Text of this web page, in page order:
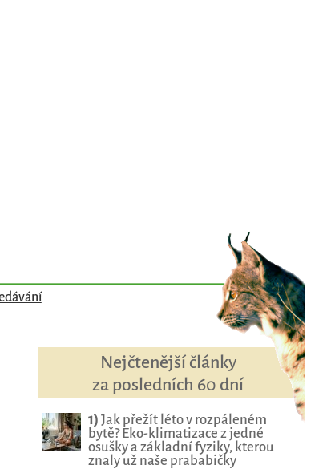
Nejčtenější články
za posledních 60 dní
1) Jak přežít léto v rozpáleném
bytě? Eko-klimatizace z jedné
osušky a základní fyziky, kterou
znaly už naše prababičky